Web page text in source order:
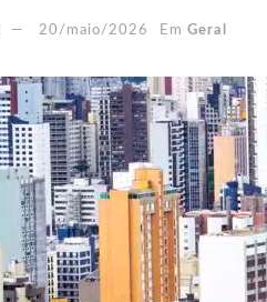
20/maio/2026 Em Geral